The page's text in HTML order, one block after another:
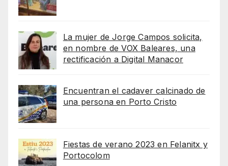
La mujer de Jorge Campos solicita,
en nombre de VOX Baleares, una
rectificación a Digital Manacor
Encuentran el cadaver calcinado de
una persona en Porto Cristo
Fiestas de verano 2023 en Felanitx y
Portocolom